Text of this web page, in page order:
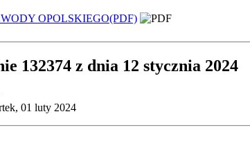
OPOLSKIEGO(PDF)
132374 z dnia 12 stycznia 2024
01 luty 2024